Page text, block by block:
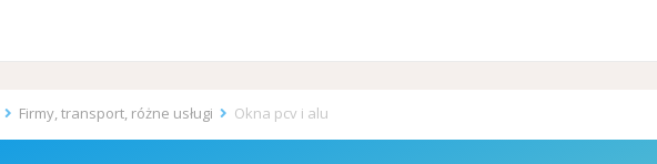
Firmy, transport, różne usługi Okna pcv i alu